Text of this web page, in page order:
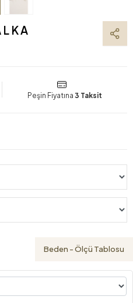
Peşin Fiyatına 3 Taksit
Beden - Ölçü Tablosu